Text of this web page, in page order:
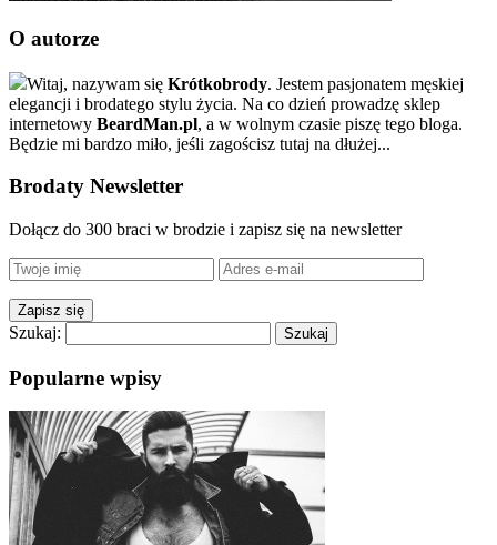
O autorze
Witaj, nazywam się Krótkobrody. Jestem pasjonatem męskiej
elegancji i brodatego stylu życia. Na co dzień prowadzę sklep
internetowy BeardMan.pl, a w wolnym czasie piszę tego bloga.
Będzie mi bardzo miło, jeśli zagościsz tutaj na dłużej...
Brodaty Newsletter
Dołącz do 300 braci w brodzie i zapisz się na newsletter
Szukaj:
Popularne wpisy